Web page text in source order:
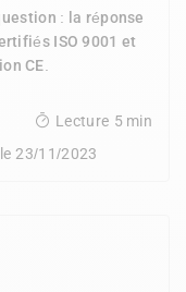
: la réponse
ISO 9001 et
CE.
Lecture 5 min
23/11/2023